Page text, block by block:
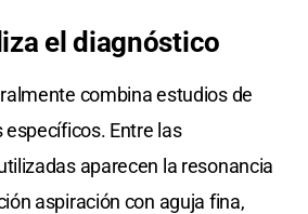
el diagnóstico
combina estudios de
Entre las
aparecen la resonancia
aspiración con aguja fina,